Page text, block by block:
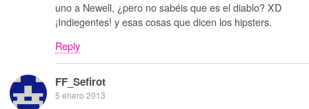
uno a Newell, ¿pero no sabéis que es el diablo? XD
¡Indiegentes! y esas cosas que dicen los hipsters.
Reply
FF_Sefirot
5 enero 2013